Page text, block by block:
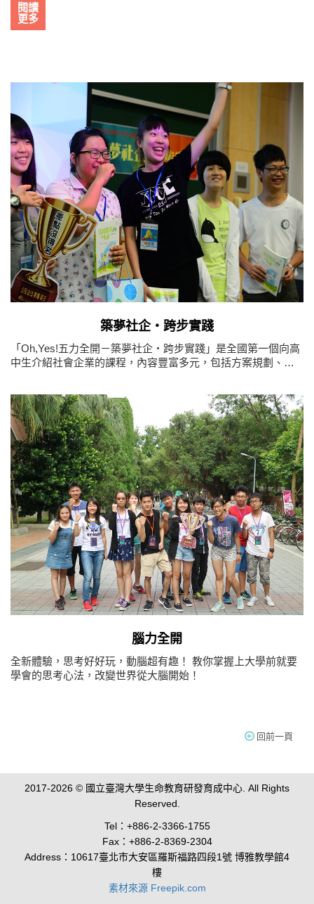
閱讀
更多
築夢社企‧跨步實踐
「Oh,Yes!五力全開－築夢社企‧跨步實踐」是全國第一個向高
中生介紹社會企業的課程，內容豐富多元，包括方案規劃、簡
腦力全開
全新體驗，思考好好玩，動腦超有趣！ 教你掌握上大學前就要
學會的思考心法，改變世界從大腦開始！
回前一頁
2017-2026 © 國立臺灣大學生命教育研發育成中心. All Rights
Reserved.
Tel：+886-2-3366-1755
Fax：+886-2-8369-2304
Address：10617臺北市大安區羅斯福路四段1號 博雅教學館4
樓
素材來源 Freepik.com